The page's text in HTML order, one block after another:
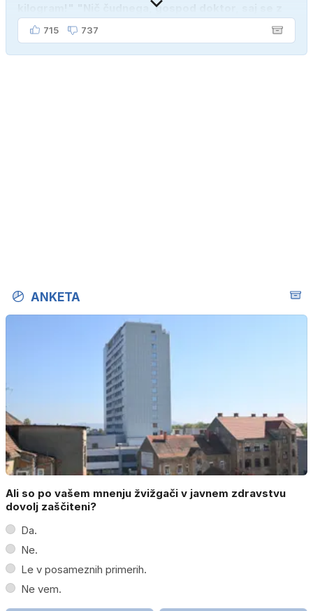
kilogram!" "Nič čudnega, gospod doktor, saj se z
ženo poznava šele tri mesece."
715 737
ANKETA
Ali so po vašem mnenju žvižgači v javnem zdravstvu
dovolj zaščiteni?
Da.
Ne.
Le v posameznih primerih.
Ne vem.